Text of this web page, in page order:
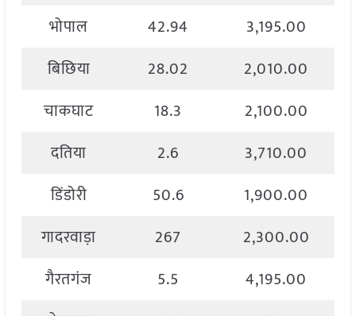
भोपाल
42.94
3,195.00
बिछिया
28.02
2,010.00
चाकघाट
18.3
2,100.00
दतिया
2.6
3,710.00
डिंडोरी
50.6
1,900.00
गादरवाड़ा
267
2,300.00
गैरतगंज
5.5
4,195.00